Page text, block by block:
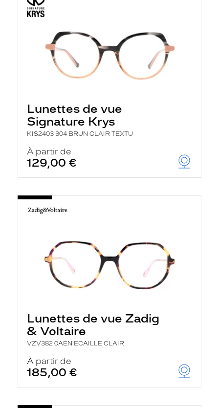
Lunettes de vue
Signature Krys
KIS2403 304 BRUN CLAIR TEXTU
À partir de
129,00 €
Lunettes de vue Zadig
& Voltaire
VZV382 0AEN ECAILLE CLAIR
À partir de
185,00 €